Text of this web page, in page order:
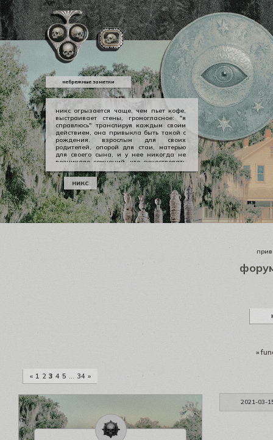
никс огрызается чаще, чем пьет кофе,
выстраивает стены, громогласное: "я
справлюсь" транслируя каждым своим
действием, она привыкла быть такой с
рождения. взрослым для своих
родителей, опорой для стаи, матерью
для своего сына, и у нее никогда не
возникало сомнений, что существовать
можно в принципе своем как-то иначе.
у никс опора — она сама, даже если
уже давно изломанная, совершенно
ненадежная, но помощи она просит
тогда, когда не остается уже выбора.
никс
небрежные заметки
»
« 1 2 3 4 5 … 34 »
2021-03-